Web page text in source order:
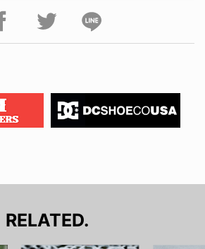
RELATED.